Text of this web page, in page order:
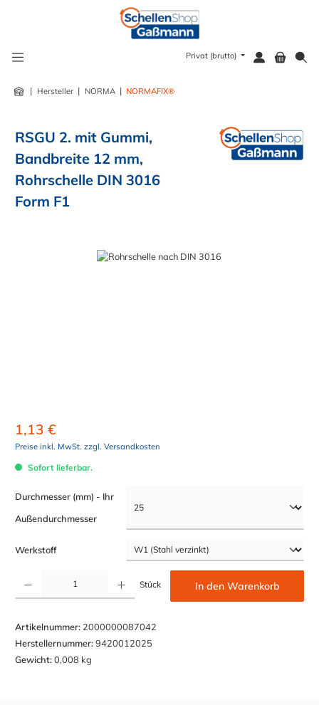
Privat (brutto)
| Hersteller | NORMA | NORMAFIX®
RSGU 2. mit Gummi,
Bandbreite 12 mm,
Rohrschelle DIN 3016
Form F1
Bildergalerie überspringen
1,13 €
Preise inkl. MwSt. zzgl. Versandkosten
Sofort lieferbar.
Durchmesser (mm) - Ihr
Außendurchmesserauswählen
Werkstoffauswählen
Produkt Anzahl: Gib den gewünschten Wert ein oder benutze die Schaltflächen um die Anzahl
Stück In den Warenkorb
Artikelnummer: 2000000087042
Herstellernummer:9420012025
Gewicht:0,008 kg